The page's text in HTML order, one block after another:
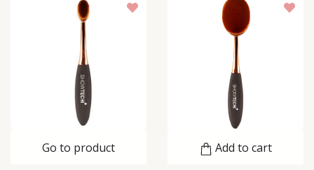
Go to product Add to cart